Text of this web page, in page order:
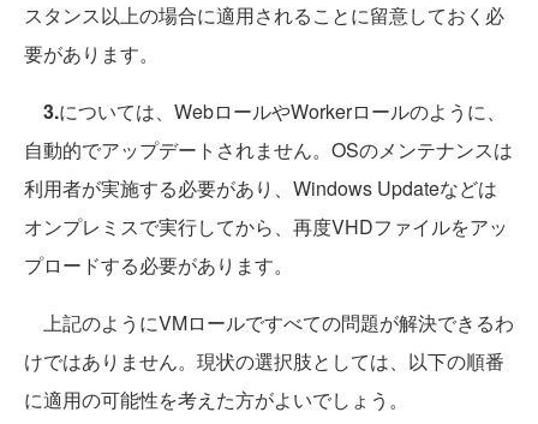
スタンス以上の場合に適用されることに留意しておく必
要があります。
3.については、WebロールやWorkerロールのように、
自動的でアップデートされません。OSのメンテナンスは
利用者が実施する必要があり、Windows Updateなどは
オンプレミスで実行してから、再度VHDファイルをアッ
プロードする必要があります。
上記のようにVMロールですべての問題が解決できるわ
けではありません。現状の選択肢としては、以下の順番
に適用の可能性を考えた方がよいでしょう。